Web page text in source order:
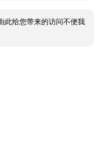
此给您带来的访问不便我